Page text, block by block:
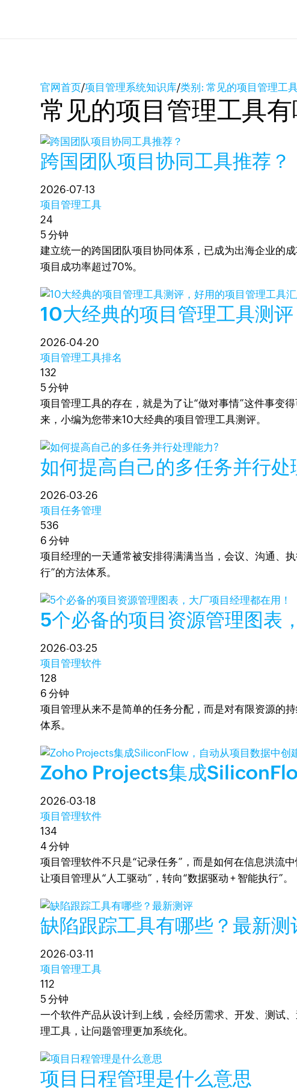
官网首页/项目管理系统知识库/类别: 常见的项目管理工
常见的项目管理工具
跨国团队项目协同工具推荐？
2026-07-13
项目管理工具
24
5 分钟
建立统一的跨国团队项目协同体系，已成为出海企业的
项目成功率超过70%。
10大经典的项目管理工具测
2026-04-20
项目管理工具排名
132
5 分钟
项目管理工具的存在，就是为了让“做对事情”这件事变
来，小编为您带来10大经典的项目管理工具测评。
如何提高自己的多任务并行处
2026-03-26
项目任务管理
536
6 分钟
项目经理的一天通常被安排得满满当当，会议、沟通、
行”的方法体系。
5个必备的项目资源管理图表
2026-03-25
项目管理软件
128
6 分钟
项目管理从来不是简单的任务分配，而是对有限资源的
体系。
Zoho Projects集成
2026-03-18
项目管理软件
134
4 分钟
项目管理软件不只是“记录任务”，而是如何在信息洪流
让项目管理从“人工驱动”，转向“数据驱动 + 智能执行”。
缺陷跟踪工具有哪些？最新测
2026-03-11
项目管理工具
112
5 分钟
一个软件产品从设计到上线，会经历需求、开发、测试
理工具，让问题管理更加系统化。
项目日程管理是什么意思